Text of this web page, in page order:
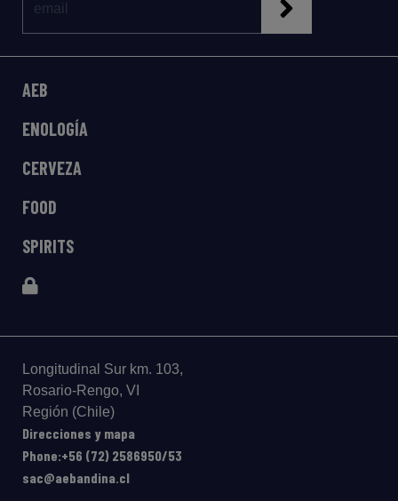
AEB
ENOLOGÍA
CERVEZA
FOOD
SPIRITS
Longitudinal Sur km. 103,
Rosario-Rengo, VI
Región (Chile)
Direcciones y mapa
Phone:+56 (72) 2586950/53
sac@aebandina.cl